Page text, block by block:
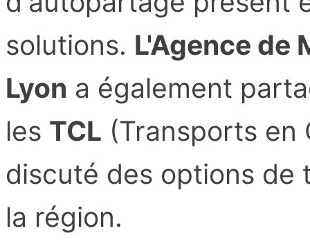
solutions. L'Agence de
Lyon a également
les TCL (Transports en
discuté des options de
la région.